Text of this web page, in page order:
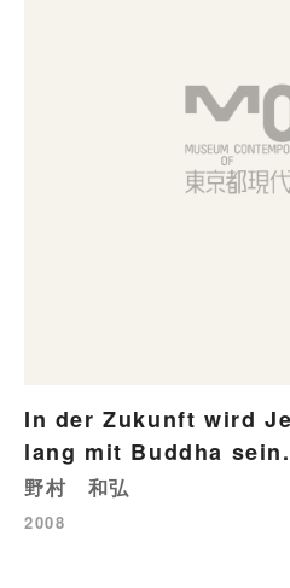
In der Zukunft wird
lang mit Buddha sein.
野村 和弘
2008